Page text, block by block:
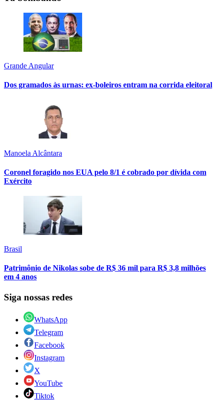
Grande Angular
Dos gramados às urnas: ex-boleiros entram na corrida eleitoral
Manoela Alcântara
Coronel foragido nos EUA pelo 8/1 é cobrado por dívida com
Exército
Brasil
Patrimônio de Nikolas sobe de R$ 36 mil para R$ 3,8 milhões
em 4 anos
Siga nossas redes
WhatsApp
Telegram
Facebook
Instagram
X
YouTube
Tiktok